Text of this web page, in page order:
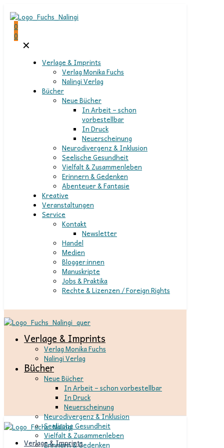
0
0
✕
Verlage & Imprints
Verlag Monika Fuchs
Nalingi Verlag
Bücher
Neue Bücher
In Arbeit – schon
vorbestellbar
In Druck
Neuerscheinung
Neurodivergenz & Inklusion
Seelische Gesundheit
Vielfalt & Zusammenleben
Erinnern & Gedenken
Abenteuer & Fantasie
Kreative
Veranstaltungen
Service
Kontakt
Newsletter
Handel
Medien
Blogger:innen
Manuskripte
Jobs & Praktika
Rechte & Lizenzen / Foreign Rights
Verlage & Imprints
Verlag Monika Fuchs
Nalingi Verlag
Bücher
Neue Bücher
In Arbeit – schon vorbestellbar
In Druck
Neuerscheinung
Neurodivergenz & Inklusion
Seelische Gesundheit
Vielfalt & Zusammenleben
Erinnern & Gedenken
Verlage & Imprints